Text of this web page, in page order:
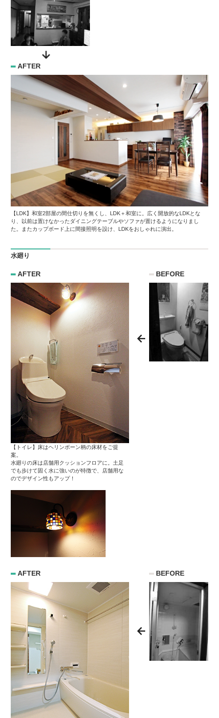
AFTER
【LDK】和室2部屋の間仕切りを無くし、LDK＋和室に。広く開放的なLDKとな
り、以前は置けなかったダイニングテーブルやソファが置けるようになりまし
た。またカップボード上に間接照明を設け、LDKをおしゃれに演出。
水廻り
BEFORE
AFTER
【トイレ】床はヘリンボーン柄の床材をご提
案。
水廻りの床は店舗用クッションフロアに。土足
でも歩けて固く水に強いのが特徴で、店舗用な
のでデザイン性もアップ！
BEFORE
AFTER